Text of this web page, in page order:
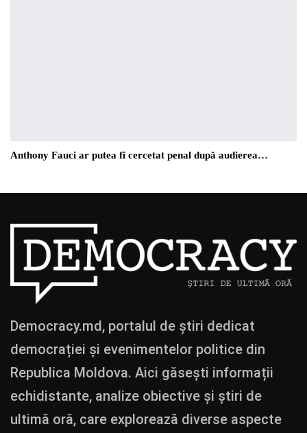
Anthony Fauci ar putea fi cercetat penal după audierea…
Democracy.md, portalul de știri dedicat
democrației și evenimentelor politice din
Republica Moldova. Aici găsești informații
echidistante, analize obiective și știri de
ultimă oră, care explorează diverse aspecte